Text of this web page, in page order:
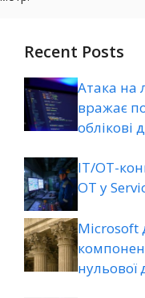
Recent Posts
Атака на
вражає
облікові
ІТ/ОТ-
ОТ у
Microsoft
нульової